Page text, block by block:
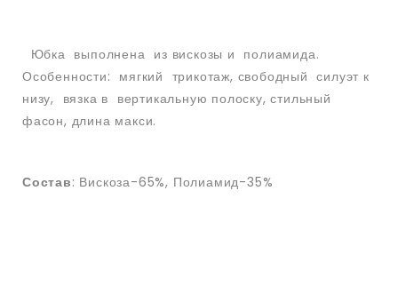
Юбка выполнена из вискозы и полиамида.
Особенности: мягкий трикотаж, свободный силуэт к
низу, вязка в вертикальную полоску, стильный
фасон, длина макси.
Состав: Вискоза-65%, Полиамид-35%